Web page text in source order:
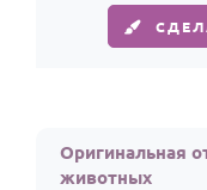
ПЕРСОНАЛЬНЫЕ
Пожелания
Оригинальная
животных